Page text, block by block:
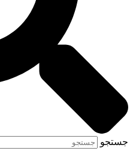
جستجو